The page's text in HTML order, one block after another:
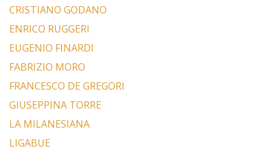
CRISTIANO GODANO
ENRICO RUGGERI
EUGENIO FINARDI
FABRIZIO MORO
FRANCESCO DE GREGORI
GIUSEPPINA TORRE
LA MILANESIANA
LIGABUE